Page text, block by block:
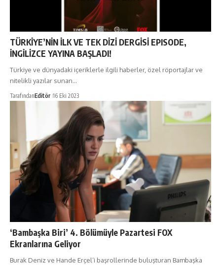
TÜRKİYE’NİN İLK VE TEK DİZİ DERGİSİ EPISODE,
İNGİLİZCE YAYINA BAŞLADI!
Türkiye ve dünyadaki içeriklerle ilgili haberler, özel röportajlar ve
nitelikli yazılar sunan…
TarafındanEditör 16 Eki 2023
‘Bambaşka Biri’ 4. Bölümüyle Pazartesi FOX
Ekranlarına Geliyor
Burak Deniz ve Hande Erçel’i başrollerinde buluşturan Bambaşka